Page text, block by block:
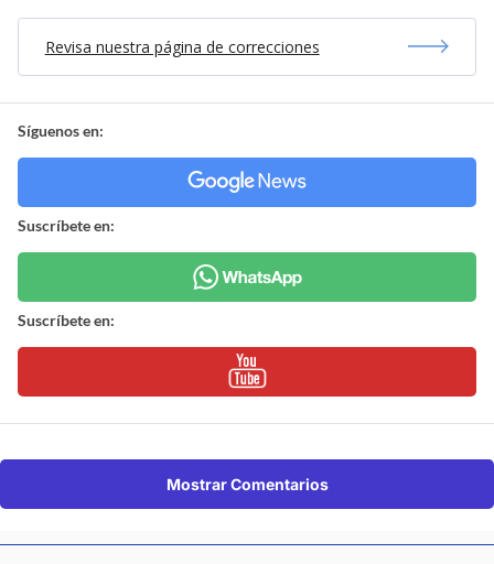
Revisa nuestra página de correcciones
Síguenos en:
Suscríbete en:
Suscríbete en:
Mostrar Comentarios